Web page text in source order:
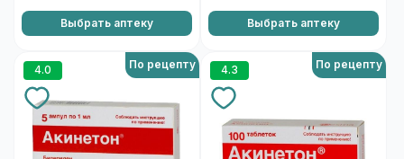
Выбрать аптеку Выбрать аптеку
4.0 По рецепту 4.3 По рецепту